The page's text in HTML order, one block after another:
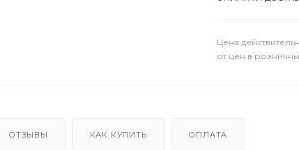
Цена
от цен в
ОТЗЫВЫ КАК КУПИТЬ ОПЛАТА